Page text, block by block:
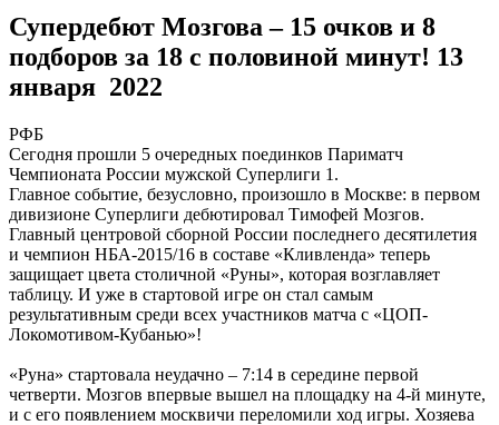
Супердебют Мозгова – 15 очков и 8
подборов за 18 с половиной минут! 13
января 2022
РФБ
Сегодня прошли 5 очередных поединков Париматч
Чемпионата России мужской Суперлиги 1.
Главное событие, безусловно, произошло в Москве: в первом
дивизионе Суперлиги дебютировал Тимофей Мозгов.
Главный центровой сборной России последнего десятилетия
и чемпион НБА-2015/16 в составе «Кливленда» теперь
защищает цвета столичной «Руны», которая возглавляет
таблицу. И уже в стартовой игре он стал самым
результативным среди всех участников матча с «ЦОП-
Локомотивом-Кубанью»!
«Руна» стартовала неудачно – 7:14 в середине первой
четверти. Мозгов впервые вышел на площадку на 4-й минуте,
и с его появлением москвичи переломили ход игры. Хозяева